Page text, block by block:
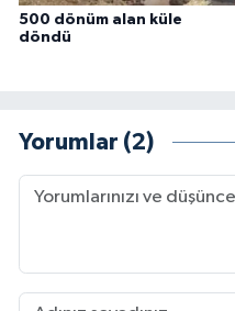
500 dönüm alan küle
döndü
Yorumlar (2)